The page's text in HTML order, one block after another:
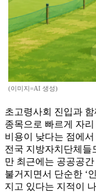
(이미지=AI 생성)
초고령사회 진입과
종목으로 빠르게 자
비용이 낮다는 점에
전국 지방자치단체들
만 최근에는 공공공
불거지면서 단순한 ‘
지고 있다는 지적이